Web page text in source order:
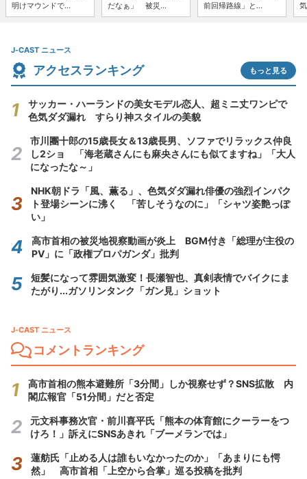
明けマウンドで...
だなぁ」 被災...
前回帰路線」と...
J-CAST ニュース
アクセスランキング もっと見る
サッカー・ハーランドの美女モデル恋人、超ミニ丈ワンピで
色気ダダ漏れ すらり神スタイルの美貌
市川團十郎の15歳長女＆13歳長男、ソファでリラックス仲良
し2ショ 「海老蔵さんにも麻央さんにも似てますね」「大人
になったな～」
NHK朝ドラ「風、薫る」、色気ダダ漏れ俳優の強烈インパク
ト登場シーンに沸く 「苦しそうなのに」「シャツ姿艶っぽ
い」
高市首相の被災地視察動画が炎上 BGM付き「総理が主役の
PV」に「政権プロパガンダ」批判
短髪になって雰囲気激変！長瀬智也、真剣表情でバイクにま
たがり...ガソリンタンク「ガン見」ショット
J-CAST ニュース
コメントランキング
高市首相の熊本避難所「3分間」しか視察せず？SNS拡散 内
閣広報官「51分間」だと否定
元文科事務次官・前川喜平氏「熊本の体育館にクーラーをつ
けろ！」訴えにSNSあきれ「ブーメランでは」
蓮舫氏「止める人は誰もいなかったのか」「あまりにも愕
然」 高市首相「上空から合掌」巡る投稿を批判